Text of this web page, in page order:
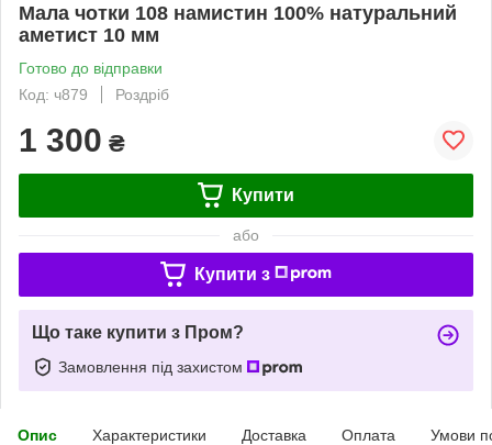
Мала чотки 108 намистин 100% натуральний
аметист 10 мм
Готово до відправки
Код: ч879
Роздріб
1 300 ₴
Купити
або
Купити з
Що таке купити з Пром?
Замовлення під захистом
Опис Характеристики Доставка Оплата Умови